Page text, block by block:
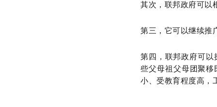
其次，联邦政府可以
第三，它可以继续推
第四，联邦政府可以
些父母祖父母团聚
小、受教育程度高，